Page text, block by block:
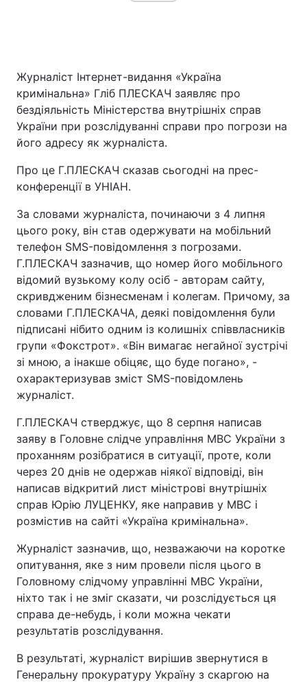
Журналіст Інтернет-видання «Україна
кримінальна» Гліб ПЛЕСКАЧ заявляє про
бездіяльність Міністерства внутрішніх справ
України при розслідуванні справи про погрози на
його адресу як журналіста.
Про це Г.ПЛЕСКАЧ сказав сьогодні на прес-
конференції в УНІАН.
За словами журналіста, починаючи з 4 липня
цього року, він став одержувати на мобільний
телефон SМS-повідомлення з погрозами.
Г.ПЛЕСКАЧ зазначив, що номер його мобільного
відомий вузькому колу осіб - авторам сайту,
скривдженим бізнесменам і колегам. Причому, за
словами Г.ПЛЕСКАЧА, деякі повідомлення були
підписані нібито одним із колишніх співвласників
групи «Фокстрот». «Він вимагає негайної зустрічі
зі мною, а інакше обіцяє, що буде погано», -
охарактеризував зміст SМS-повідомлень
журналіст.
Г.ПЛЕСКАЧ стверджує, що 8 серпня написав
заяву в Головне слідче управління МВС України з
проханням розібратися в ситуації, проте, коли
через 20 днів не одержав ніякої відповіді, він
написав відкритий лист міністрові внутрішніх
справ Юрію ЛУЦЕНКУ, яке направив у МВС і
розмістив на сайті «Україна кримінальна».
Журналіст зазначив, що, незважаючи на коротке
опитування, яке з ним провели після цього в
Головному слідчому управлінні МВС України,
ніхто так і не зміг сказати, чи розслідується ця
справа де-небудь, і коли можна чекати
результатів розслідування.
В результаті, журналіст вирішив звернутися в
Генеральну прокуратуру Україну з скаргою на